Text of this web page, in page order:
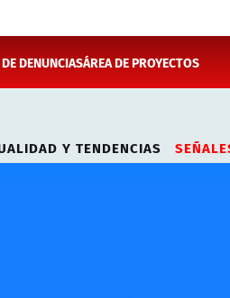
DENUNCIASÁREA DE PROYECTOS
Y TENDENCIAS